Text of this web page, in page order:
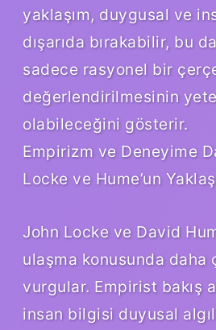
yaklaşım, duygusal ve
dışarıda bırakabilir, bu
sadece rasyonel bir
değerlendirilmesinin
olabileceğini gösterir.
Empirizm ve Deneyime
Locke ve Hume’un
John Locke ve David
ulaşma konusunda daha
vurgular. Empirist bakış
insan bilgisi duyusal